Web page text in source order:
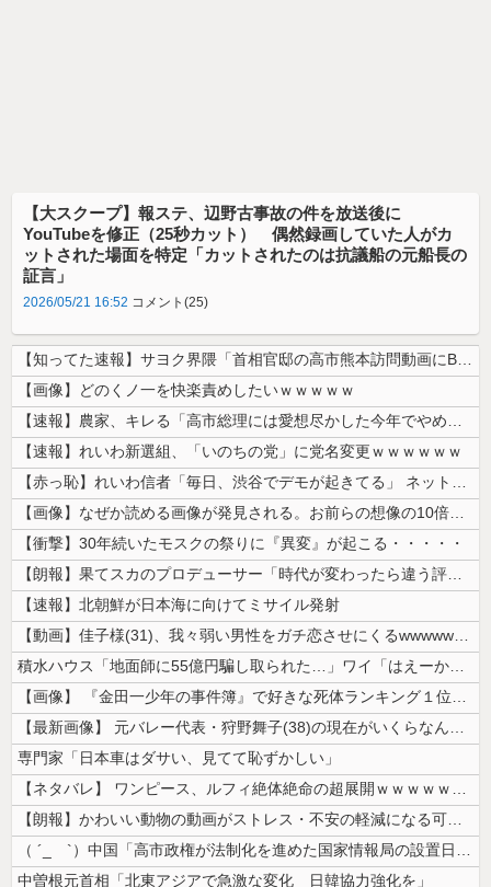
【大スクープ】報ステ、辺野古事故の件を放送後に
YouTubeを修正（25秒カット） 偶然録画していた人がカ
ットされた場面を特定「カットされたのは抗議船の元船長の
証言」
2026/05/21 16:52 コメント(25)
【知ってた速報】サヨク界隈「首相官邸の高市熊本訪問動画にBGMが付いて...
【画像】どのくノ一を快楽責めしたいｗｗｗｗｗ
【速報】農家、キレる「高市総理には愛想尽かした今年でやめるぞ」コメ売値...
【速報】れいわ新選組、「いのちの党」に党名変更ｗｗｗｗｗｗ
【赤っ恥】れいわ信者「毎日、渋谷でデモが起きてる」 ネット「参加者の少...
【画像】なぜか読める画像が発見される。お前らの想像の10倍読めるｗｗｗ...
【衝撃】30年続いたモスクの祭りに『異変』が起こる・・・・・
【朗報】果てスカのプロデューサー「時代が変わったら違う評価もされるんじ...
【速報】北朝鮮が日本海に向けてミサイル発射
【動画】佳子様(31)、我々弱い男性をガチ恋させにくるwwwwwww ...
積水ハウス「地面師に55億円騙し取られた…」ワイ「はえーかわいそう…会...
【画像】 『金田一少年の事件簿』で好きな死体ランキング１位がこちら！
【最新画像】 元バレー代表・狩野舞子(38)の現在がいくらなんでも即ハ...
専門家「日本車はダサい、見てて恥ずかしい」
【ネタバレ】 ワンピース、ルフィ絶体絶命の超展開ｗｗｗｗｗｗｗｗｗｗｗ...
【朗報】かわいい動物の動画がストレス・不安の軽減になる可能性。英大学の...
（ ´_ゝ`）中国「高市政権が法制化を進めた国家情報局の設置日が7月3...
中曽根元首相「北東アジアで急激な変化 日韓協力強化を」